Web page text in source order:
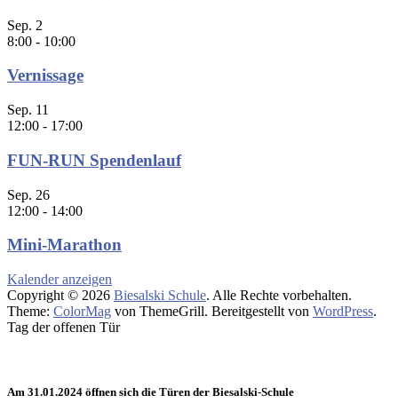
Sep. 2
8:00 - 10:00
Vernissage
Sep. 11
12:00 - 17:00
FUN-RUN Spendenlauf
Sep. 26
12:00 - 14:00
Mini-Marathon
Kalender anzeigen
Copyright © 2026 Biesalski Schule. Alle Rechte vorbehalten.
Theme: ColorMag von ThemeGrill. Bereitgestellt von WordPress.
Tag der offenen Tür
Am 31.01.2024 öffnen sich die Türen der Biesalski-Schule